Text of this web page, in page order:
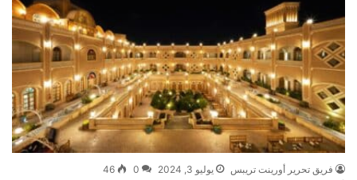
فريق تحرير أورينت تريبس يوليو 3, 2024 0
46